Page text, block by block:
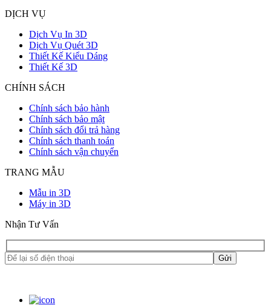
DỊCH VỤ
Dịch Vụ In 3D
Dịch Vụ Quét 3D
Thiết Kế Kiểu Dáng
Thiết Kế 3D
CHÍNH SÁCH
Chính sách bảo hành
Chính sách bảo mật
Chính sách đổi trả hàng
Chính sách thanh toán
Chính sách vận chuyển
TRANG MẪU
Mẫu in 3D
Máy in 3D
Nhận Tư Vấn